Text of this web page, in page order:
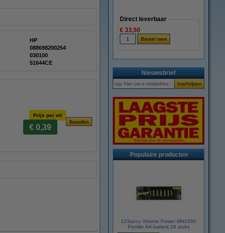
HP
088698200254
030100
51644CE
Prijs per ml
€ 0,39
Direct leverbaar
€ 33,50
Nieuwsbrief
Populaire producten
123accu Xtreme Power MN1500
Penlite AA batterij 24 stuks